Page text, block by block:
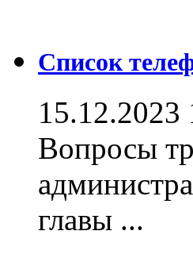
Список
15.12.2023
Вопросы
главы ...